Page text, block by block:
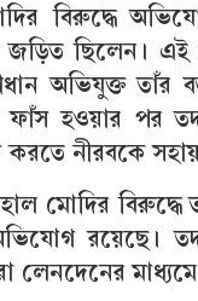
বিরুদ্ধে
ছিলেন। এই
অভিযুক্ত তাঁর
ফাঁস হওয়ার পর
করতে নীরবকে
মোদির
রয়েছে।
লেনদেনের